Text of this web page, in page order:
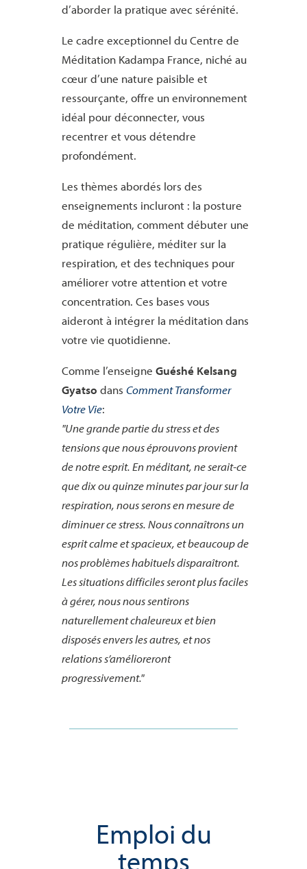
d’aborder la pratique avec sérénité.
Le cadre exceptionnel du Centre de
Méditation Kadampa France, niché au
cœur d’une nature paisible et
ressourçante, offre un environnement
idéal pour déconnecter, vous
recentrer et vous détendre
profondément.
Les thèmes abordés lors des
enseignements incluront : la posture
de méditation, comment débuter une
pratique régulière, méditer sur la
respiration, et des techniques pour
améliorer votre attention et votre
concentration. Ces bases vous
aideront à intégrer la méditation dans
votre vie quotidienne.
Comme l’enseigne Guéshé Kelsang
Gyatso dans Comment Transformer
Votre Vie:
"Une grande partie du stress et des
tensions que nous éprouvons provient
de notre esprit. En méditant, ne serait-ce
que dix ou quinze minutes par jour sur la
respiration, nous serons en mesure de
diminuer ce stress. Nous connaîtrons un
esprit calme et spacieux, et beaucoup de
nos problèmes habituels disparaîtront.
Les situations difficiles seront plus faciles
à gérer, nous nous sentirons
naturellement chaleureux et bien
disposés envers les autres, et nos
relations s’amélioreront
progressivement."
Emploi du
temps